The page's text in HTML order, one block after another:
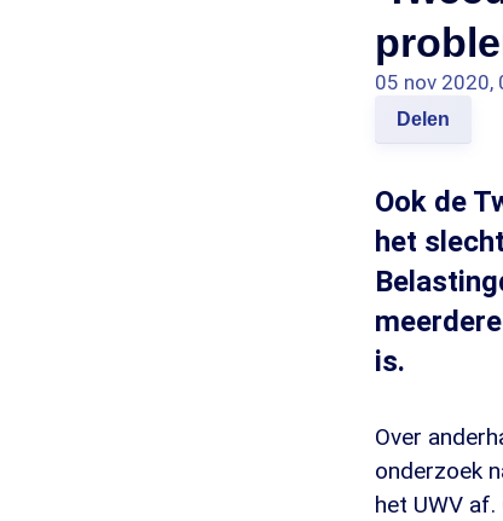
05 nov 2020,
Delen
Ook de
het
is.
Over
onderzoek
het UWV